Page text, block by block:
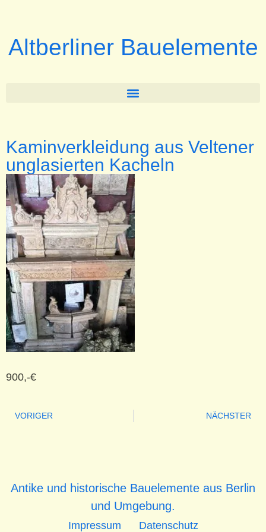
Altberliner Bauelemente
Kaminverkleidung aus Veltener
unglasierten Kacheln
900,-€
VORIGER NÄCHSTER
Antike und historische Bauelemente aus Berlin
und Umgebung.
Impressum Datenschutz